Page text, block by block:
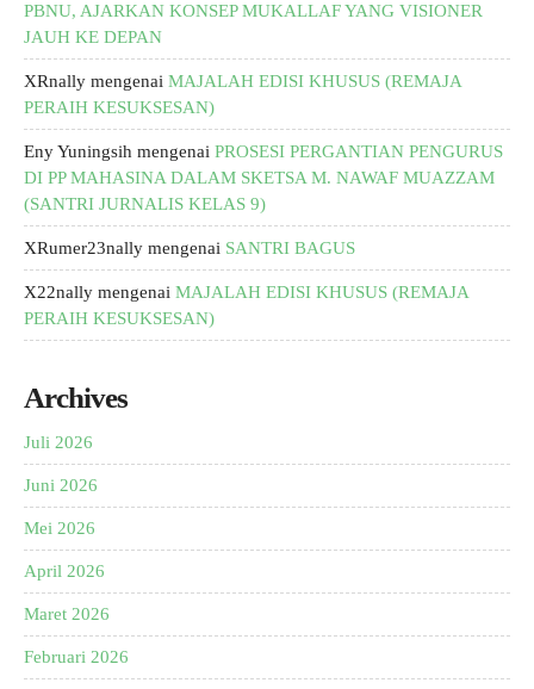
PBNU, AJARKAN KONSEP MUKALLAF YANG VISIONER
JAUH KE DEPAN
XRnally mengenai MAJALAH EDISI KHUSUS (REMAJA
PERAIH KESUKSESAN)
Eny Yuningsih mengenai PROSESI PERGANTIAN PENGURUS
DI PP MAHASINA DALAM SKETSA M. NAWAF MUAZZAM
(SANTRI JURNALIS KELAS 9)
XRumer23nally mengenai SANTRI BAGUS
X22nally mengenai MAJALAH EDISI KHUSUS (REMAJA
PERAIH KESUKSESAN)
Archives
Juli 2026
Juni 2026
Mei 2026
April 2026
Maret 2026
Februari 2026